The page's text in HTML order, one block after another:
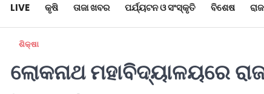
LIVE କୃଷି ତାଜା ଖବର ପର୍ଯ୍ୟଟନ ଓ ସଂସ୍କୃତି ବିଶେଷ
ଶିକ୍ଷା
ଲୋକନାଥ ମହାବିଦ୍ୟାଳୟରେ